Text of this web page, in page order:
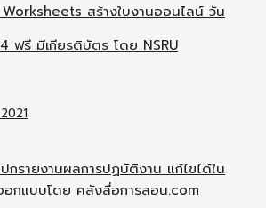
สร้างใบงานออนไลน์​ วัน
ฟรี มีเกียรติบัตร โดย NSRU